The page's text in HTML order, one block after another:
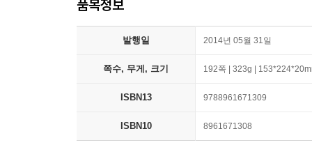
품목정보
발행일 2014년 05월 31일
쪽수, 무게, 크기 192쪽 | 323g |
ISBN13 9788961671309
ISBN10 8961671308